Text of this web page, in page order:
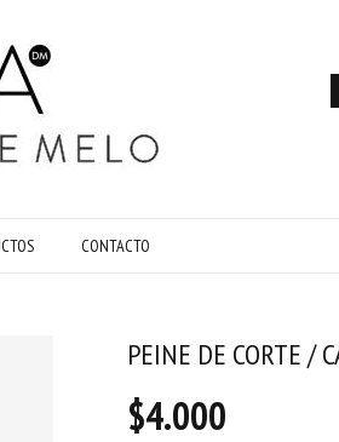
CONTACTO
PEINE DE CORTE /
$4.000